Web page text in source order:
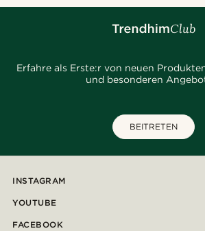
Erfahre als Erste:r von neuen
und besonderen
BEITRETEN
INSTAGRAM
YOUTUBE
FACEBOOK